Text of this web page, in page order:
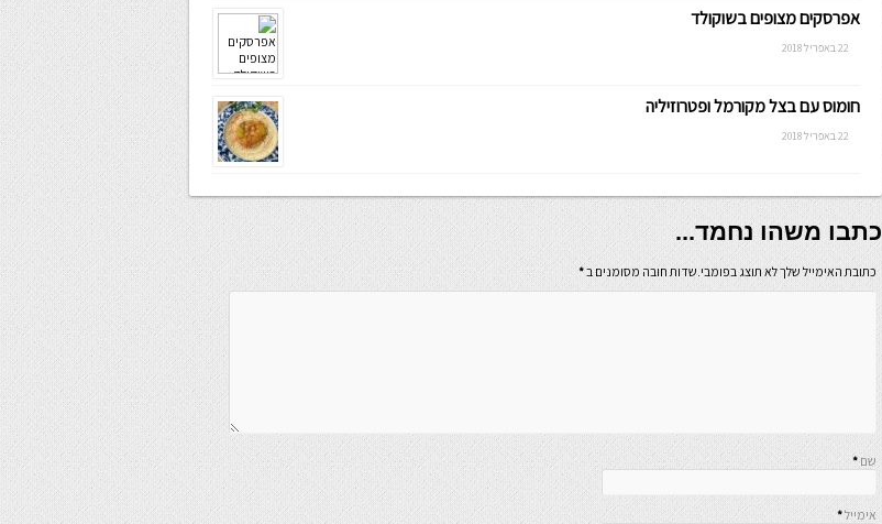
אפרסקים מצופים בשוקולד
22 באפריל 2018
חומוס עם בצל מקורמל ופטרוזיליה
22 באפריל 2018
כתבו משהו נחמד...
כתובת האימייל שלך לא תוצג בפומבי.שדות חובה מסומנים ב*
שם *
אימייל*